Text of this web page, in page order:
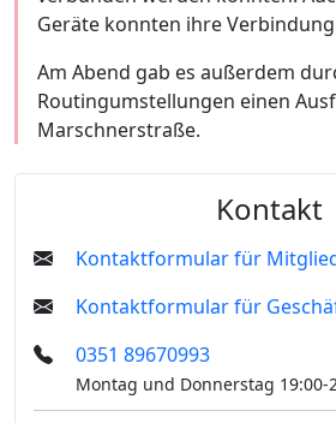
Geräte konnten ihre
Am Abend gab es außerdem
Routingumstellungen einen
Marschnerstraße.
Kontakt
Kontaktformular für
Kontaktformular für
0351 89670993
Montag und Donnerstag 19:00-